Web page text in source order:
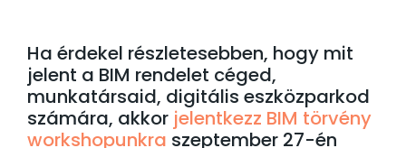
Ha érdekel részletesebben, hogy mit
jelent a BIM rendelet céged,
munkatársaid, digitális eszközparkod
számára, akkor jelentkezz BIM törvény
workshopunkra szeptember 27-én